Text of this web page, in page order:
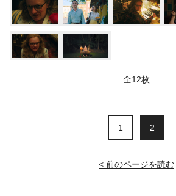
全12枚
1 2
< 前のページを読む